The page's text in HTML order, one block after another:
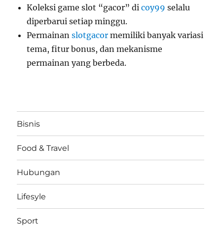
Koleksi game slot “gacor” dicoy99 selalu
diperbarui setiap minggu.
Permainanslotgacor memiliki banyak variasi
tema, fitur bonus, dan mekanisme
permainan yang berbeda.
Bisnis
Food & Travel
Hubungan
Lifesyle
Sport